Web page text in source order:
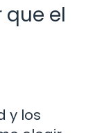
el
y los